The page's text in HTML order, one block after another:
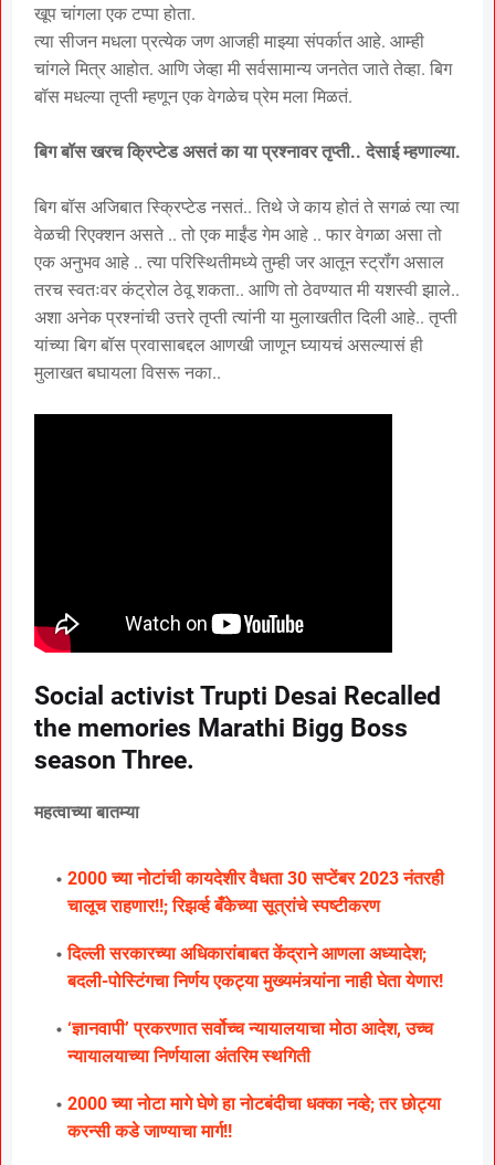
खूप चांगला एक टप्पा होता.
त्या सीजन मधला प्रत्येक जण आजही माझ्या संपर्कात आहे. आम्ही
चांगले मित्र आहोत. आणि जेव्हा मी सर्वसामान्य जनतेत जाते तेव्हा. बिग
बॉस मधल्या तृप्ती म्हणून एक वेगळेच प्रेम मला मिळतं.
बिग बॉस खरच क्रिप्टेड असतं का या प्रश्नावर तृप्ती.. देसाई म्हणाल्या.
बिग बॉस अजिबात स्क्रिप्टेड नसतं.. तिथे जे काय होतं ते सगळं त्या त्या
वेळची रिएक्शन असते .. तो एक माईंड गेम आहे .. फार वेगळा असा तो
एक अनुभव आहे .. त्या परिस्थितीमध्ये तुम्ही जर आतून स्ट्रॉंग असाल
तरच स्वतःवर कंट्रोल ठेवू शकता.. आणि तो ठेवण्यात मी यशस्वी झाले..
अशा अनेक प्रश्नांची उत्तरे तृप्ती त्यांनी या मुलाखतीत दिली आहे.. तृप्ती
यांच्या बिग बॉस प्रवासाबद्दल आणखी जाणून घ्यायचं असल्यासं ही
मुलाखत बघायला विसरू नका..
Social activist Trupti Desai Recalled
the memories Marathi Bigg Boss
season Three.
महत्वाच्या बातम्या
2000 च्या नोटांची कायदेशीर वैधता 30 सप्टेंबर 2023 नंतरही
चालूच राहणार!!; रिझर्व्ह बँकेच्या सूत्रांचे स्पष्टीकरण
दिल्ली सरकारच्या अधिकारांबाबत केंद्राने आणला अध्यादेश;
बदली-पोस्टिंगचा निर्णय एकट्या मुख्यमंत्र्यांना नाही घेता येणार!
‘ज्ञानवापी’ प्रकरणात सर्वोच्च न्यायालयाचा मोठा आदेश, उच्च
न्यायालयाच्या निर्णयाला अंतरिम स्थगिती
2000 च्या नोटा मागे घेणे हा नोटबंदीचा धक्का नव्हे; तर छोट्या
करन्सी कडे जाण्याचा मार्ग!!